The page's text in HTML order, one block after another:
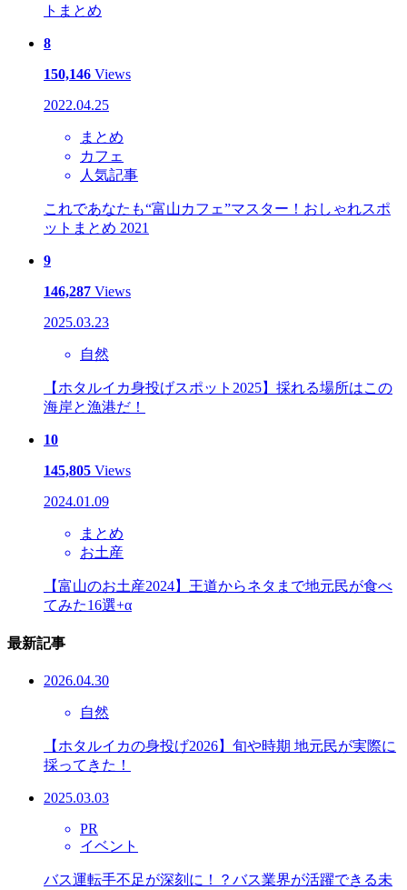
トまとめ
8
150,146 Views
2022.04.25
まとめ
カフェ
人気記事
これであなたも“富山カフェ”マスター！おしゃれスポ
ットまとめ 2021
9
146,287 Views
2025.03.23
自然
【ホタルイカ身投げスポット2025】採れる場所はこの
海岸と漁港だ！
10
145,805 Views
2024.01.09
まとめ
お土産
【富山のお土産2024】王道からネタまで地元民が食べ
てみた16選+α
最新記事
2026.04.30
自然
【ホタルイカの身投げ2026】旬や時期 地元民が実際に
採ってきた！
2025.03.03
PR
イベント
バス運転手不足が深刻に！？バス業界が活躍できる未